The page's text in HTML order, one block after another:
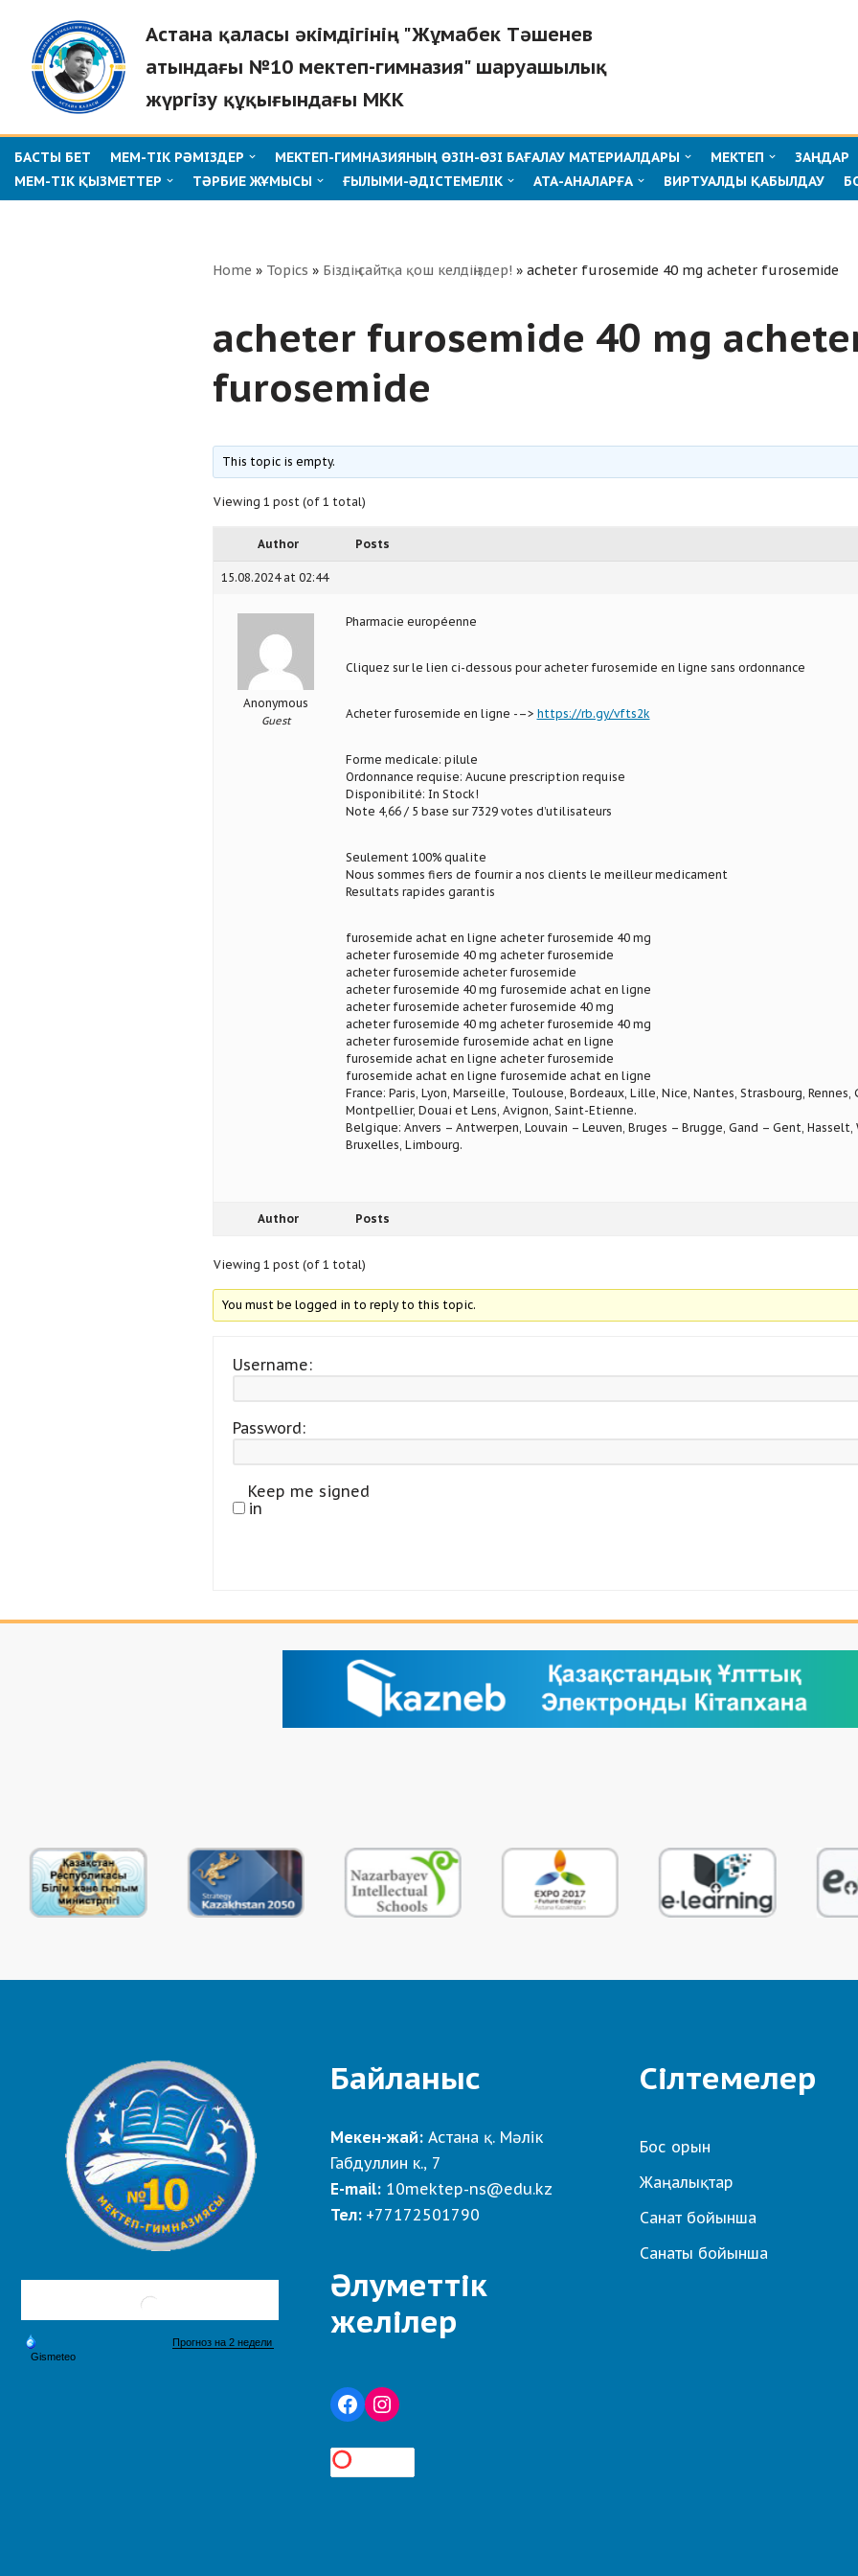
Skip
content
Астана қаласы әкімдігінің "Жұмабек Тәшенев
атындағы №10 мектеп-гимназия" шаруашылық
жүргізу құқығындағы МКК
БАСТЫ БЕТ МЕМ-ТІК РӘМІЗДЕР МЕКТЕП-ГИМНАЗИЯНЫҢ ӨЗІН-ӨЗІ БАҒАЛАУ МАТЕРИАЛДАРЫ МЕКТЕП ЗАҢДАР
МЕМ-ТІК ҚЫЗМЕТТЕР
ТӘРБИЕ ЖҰМЫСЫ ҒЫЛЫМИ-ӘДІСТЕМЕЛІК АТА-АНАЛАРҒА ВИРТУАЛДЫ ҚАБЫЛДАУ
Home » Topics » Біздің сайтқа қош келдіңіздер! » acheter furosemide 40 mg acheter furosemide
acheter furosemide 40 mg
furosemide
This topic is empty.
Viewing 1 post (of 1 total)
Author Posts
15.08.2024 at 02:44
Anonymous
Guest
Pharmacie européenne
Cliquez sur le lien ci-dessous pour acheter furosemide en ligne sans ordonnance
Acheter furosemide en ligne -–> https://rb.gy/vfts2k
Forme medicale: pilule
Ordonnance requise: Aucune prescription requise
Disponibilité: In Stock!
Note 4,66 / 5 base sur 7329 votes d’utilisateurs
Seulement 100% qualite
Nous sommes fiers de fournir a nos clients le meilleur medicament
Resultats rapides garantis
furosemide achat en ligne acheter furosemide 40 mg
acheter furosemide 40 mg acheter furosemide
acheter furosemide acheter furosemide
acheter furosemide 40 mg furosemide achat en ligne
acheter furosemide acheter furosemide 40 mg
acheter furosemide 40 mg acheter furosemide 40 mg
acheter furosemide furosemide achat en ligne
furosemide achat en ligne acheter furosemide
furosemide achat en ligne furosemide achat en ligne
France: Paris, Lyon, Marseille, Toulouse, Bordeaux, Lille, Nice, Nantes, Strasbourg, Rennes,
Montpellier, Douai et Lens, Avignon, Saint-Etienne.
Belgique: Anvers – Antwerpen, Louvain – Leuven, Bruges – Brugge, Gand – Gent, Hasselt,
Bruxelles, Limbourg.
Author Posts
Viewing 1 post (of 1 total)
You must be logged in to reply to this topic.
Username:
Password:
Keep me signed
in
Байланыс
Мекен-жай: Астана қ. Мәлік
Габдуллин к., 7
E-mail: 10mektep-ns@edu.kz
Тел: +77172501790
Әлуметтік
желілер
Сілтемелер
Бос орын
Жаңалықтар
Санат бойынша
Санаты бойынша